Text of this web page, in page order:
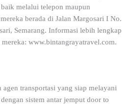
melalui telepon maupun
berada di Jalan Margosari I No.
Semarang. Informasi lebih lengkap
www.bintangrayatravel.com.
agen transportasi yang siap melayani
sistem antar jemput door to